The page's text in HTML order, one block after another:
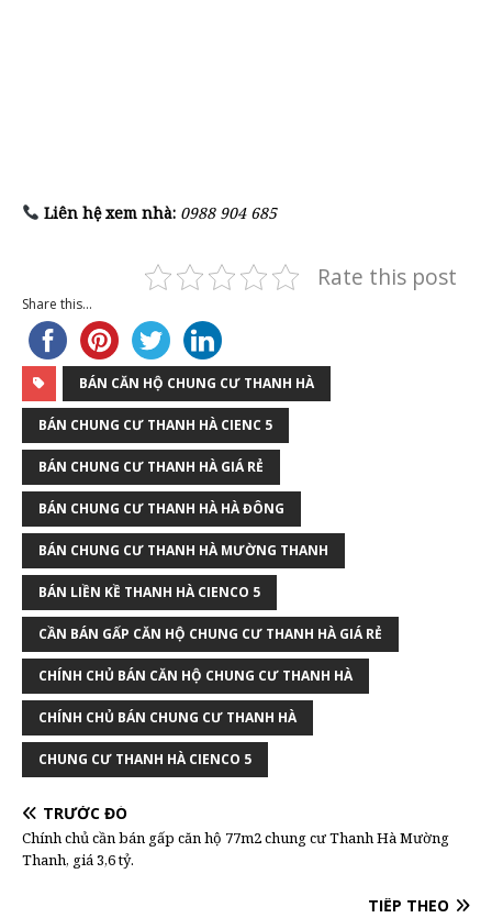
Liên hệ xem nhà: 0988 904 685
Rate this post
Share this...
BÁN CĂN HỘ CHUNG CƯ THANH HÀ
BÁN CHUNG CƯ THANH HÀ CIENC 5
BÁN CHUNG CƯ THANH HÀ GIÁ RẺ
BÁN CHUNG CƯ THANH HÀ HÀ ĐÔNG
BÁN CHUNG CƯ THANH HÀ MƯỜNG THANH
BÁN LIỀN KỀ THANH HÀ CIENCO 5
CẦN BÁN GẤP CĂN HỘ CHUNG CƯ THANH HÀ GIÁ RẺ
CHÍNH CHỦ BÁN CĂN HỘ CHUNG CƯ THANH HÀ
CHÍNH CHỦ BÁN CHUNG CƯ THANH HÀ
CHUNG CƯ THANH HÀ CIENCO 5
TRƯỚC ĐÓ
Chính chủ cần bán gấp căn hộ 77m2 chung cư Thanh Hà Mường
Thanh, giá 3,6 tỷ.
TIẾP THEO